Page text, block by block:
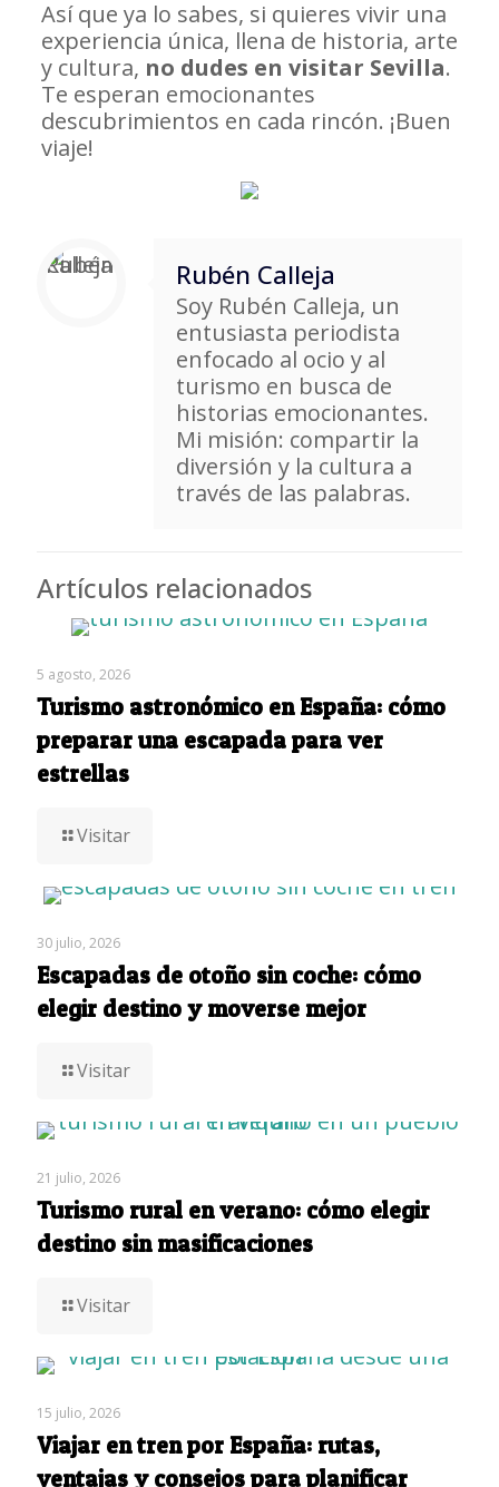
Así que ya lo sabes, si quieres vivir una
experiencia única, llena de historia, arte
y cultura, no dudes en visitar Sevilla.
Te esperan emocionantes
descubrimientos en cada rincón. ¡Buen
viaje!
Rubén Calleja
Soy Rubén Calleja, un
entusiasta periodista
enfocado al ocio y al
turismo en busca de
historias emocionantes.
Mi misión: compartir la
diversión y la cultura a
través de las palabras.
Artículos relacionados
5 agosto, 2026
Turismo astronómico en España: cómo
preparar una escapada para ver
estrellas
Visitar
30 julio, 2026
Escapadas de otoño sin coche: cómo
elegir destino y moverse mejor
Visitar
21 julio, 2026
Turismo rural en verano: cómo elegir
destino sin masificaciones
Visitar
15 julio, 2026
Viajar en tren por España: rutas,
ventajas y consejos para planificar